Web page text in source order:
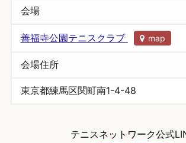
会場
善福寺公園テニスクラブ map
会場住所
東京都練馬区関町南1-4-48
テニスネットワーク公式